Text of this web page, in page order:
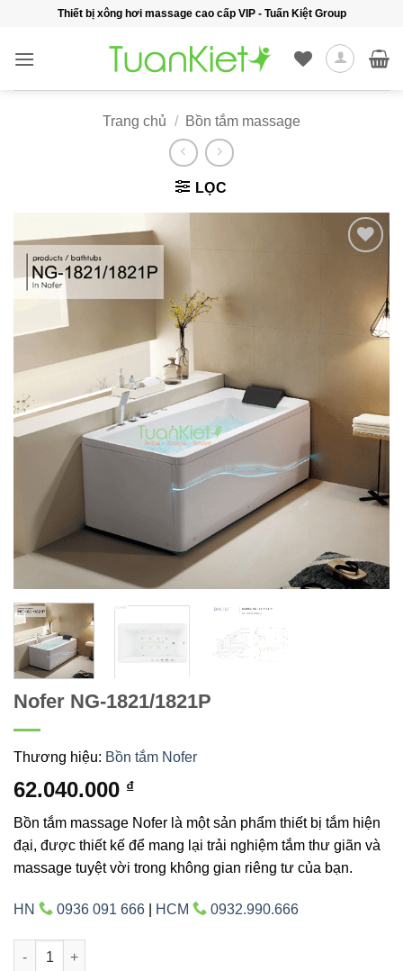
nội
Thiết bị xông hơi massage cao cấp VIP - Tuấn Kiệt Group
Trang chủ / Bồn tắm massage
LỌC
wishlist
Nofer NG-1821/1821P
Thương hiệu: Bồn tắm Nofer
62.040.000 ₫
Bồn tắm massage Nofer là một sản phẩm thiết bị tắm hiện
đại, được thiết kế để mang lại trải nghiệm tắm thư giãn và
massage tuyệt vời trong không gian riêng tư của bạn.
HN 0936 091 666 HCM 0932.990.666
Nofer NG-1821/1821P số lượng